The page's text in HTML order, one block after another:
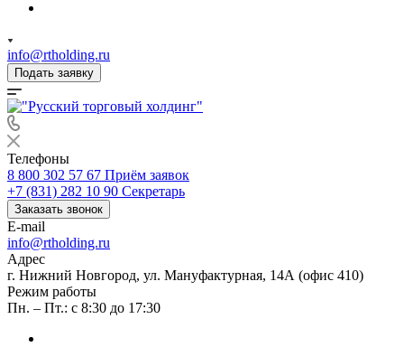
info@rtholding.ru
Подать заявку
Телефоны
8 800 302 57 67 Приём заявок
+7 (831) 282 10 90 Секретарь
Заказать звонок
E-mail
info@rtholding.ru
Адрес
г. Нижний Новгород, ул. Мануфактурная, 14А (офис 410)
Режим работы
Пн. – Пт.: с 8:30 до 17:30